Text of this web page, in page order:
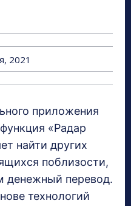
2021
приложения
«Радар
найти других
поблизости,
денежный перевод.
технологий